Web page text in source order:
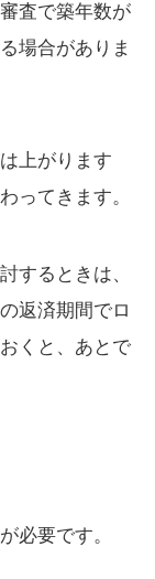
査で築年数が
場合がありま
上がります
ってきます。
するときは、
返済期間でロ
くと、あとで
必要です。